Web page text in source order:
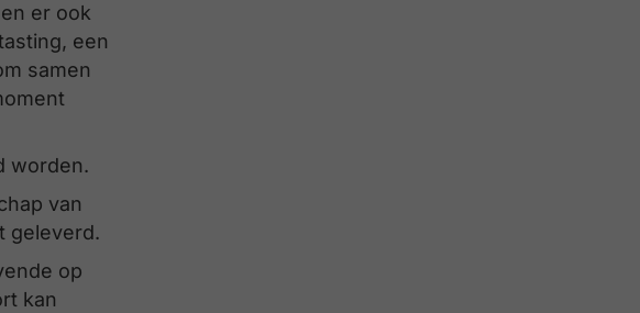
er ook
een
samen
worden.
van
geleverd.
op
kan